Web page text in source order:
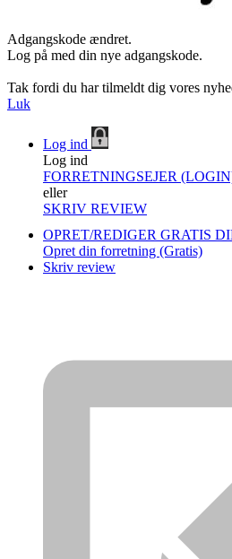
Adgangskode ændret.
Log på med din nye adgangskode.
Tak fordi du har tilmeldt dig vores
Luk
Log ind
Log ind
FORRETNINGSEJER
eller
SKRIV REVIEW
OPRET/REDIGER GRATIS
Opret din forretning (Gratis)
Skriv review